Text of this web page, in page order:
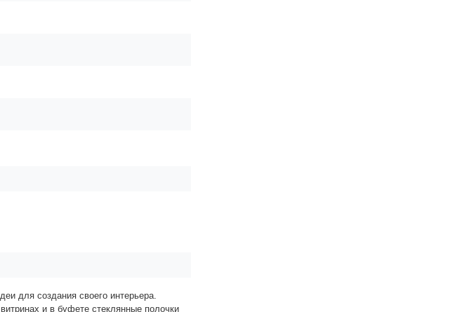
для создания своего интерьера.
и в буфете стеклянные полочки